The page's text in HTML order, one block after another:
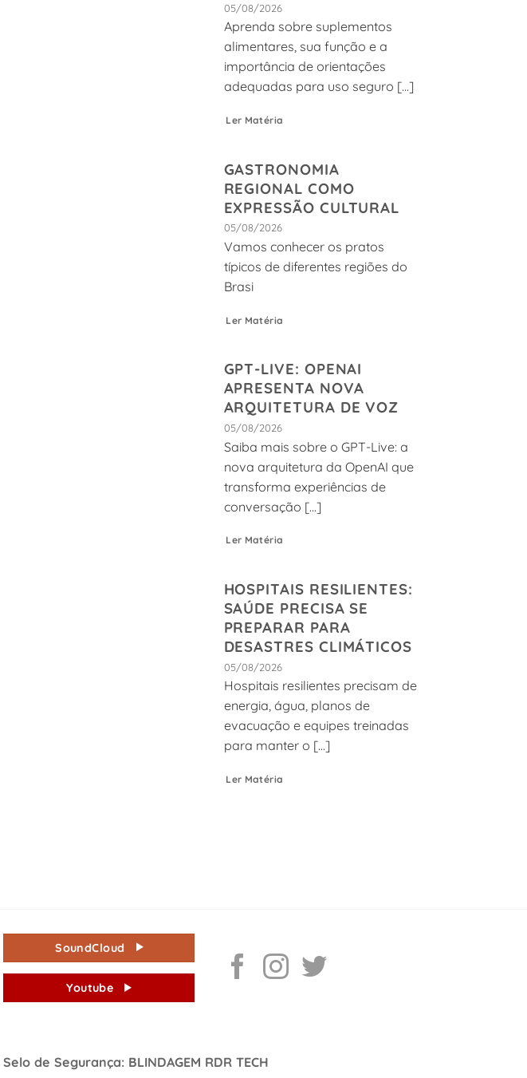
05/08/2026
Aprenda sobre suplementos
alimentares, sua função e a
importância de orientações
adequadas para uso seguro [...]
Ler Matéria
GASTRONOMIA
REGIONAL COMO
EXPRESSÃO CULTURAL
05/08/2026
Vamos conhecer os pratos
típicos de diferentes regiões do
Brasi
Ler Matéria
GPT-LIVE: OPENAI
APRESENTA NOVA
ARQUITETURA DE VOZ
05/08/2026
Saiba mais sobre o GPT-Live: a
nova arquitetura da OpenAI que
transforma experiências de
conversação [...]
Ler Matéria
HOSPITAIS RESILIENTES:
SAÚDE PRECISA SE
PREPARAR PARA
DESASTRES CLIMÁTICOS
05/08/2026
Hospitais resilientes precisam de
energia, água, planos de
evacuação e equipes treinadas
para manter o [...]
Ler Matéria
SoundCloud
Youtube
Selo de Segurança: BLINDAGEM RDR TECH